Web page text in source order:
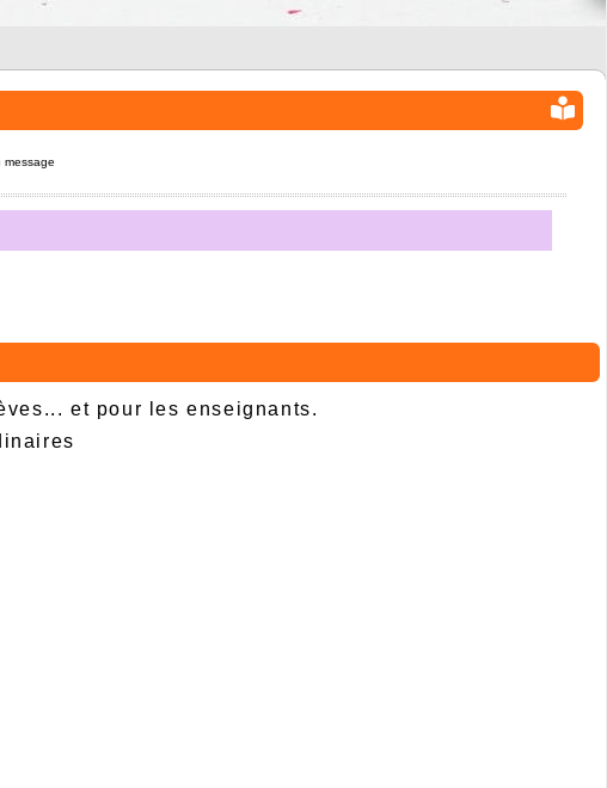
message
et pour les enseignants.